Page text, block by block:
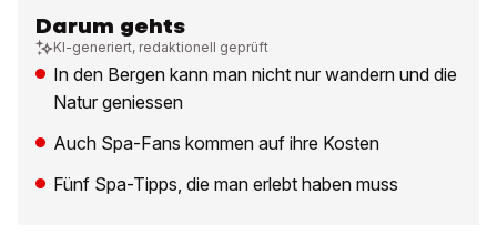
Darum gehts
KI-generiert, redaktionell geprüft
In den Bergen kann man nicht nur wandern und die
Natur geniessen
Auch Spa-Fans kommen auf ihre Kosten
Fünf Spa-Tipps, die man erlebt haben muss